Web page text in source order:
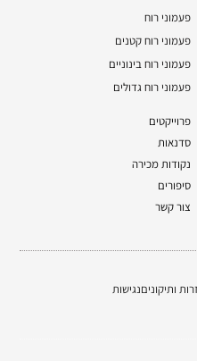
פעמוני רוח
פעמוני רוח קטנים
פעמוני רוח בינוניים
פעמוני רוח גדולים
פרוייקטים
סדנאות
נקודות מכירה
סיפורים
צור קשר
ותיקוניםנגישות